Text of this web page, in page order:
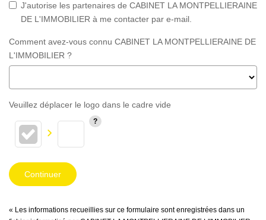
J'autorise les partenaires de CABINET LA MONTPELLIERAINE
DE L'IMMOBILIER à me contacter par e-mail.
Comment avez-vous connu CABINET LA MONTPELLIERAINE DE
L'IMMOBILIER ?
Veuillez déplacer le logo dans le cadre vide
Continuer
« Les informations recueillies sur ce formulaire sont enregistrées dans un